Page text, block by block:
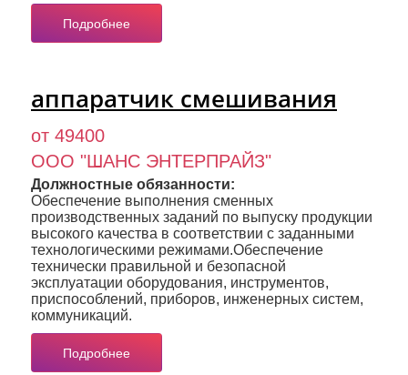
Подробнее
аппаратчик смешивания
от 49400
ООО "ШАНС ЭНТЕРПРАЙЗ"
Должностные обязанности:
Обеспечение выполнения сменных
производственных заданий по выпуску продукции
высокого качества в соответствии с заданными
технологическими режимами.Обеспечение
технически правильной и безопасной
эксплуатации оборудования, инструментов,
приспособлений, приборов, инженерных систем,
коммуникаций.
Подробнее